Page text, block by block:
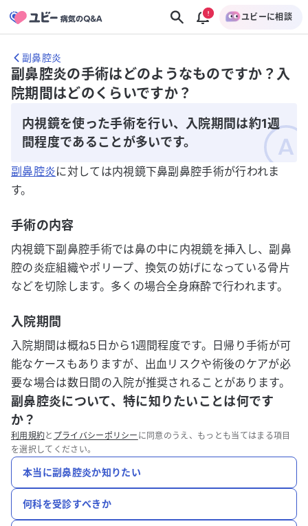
ユビーに相談
副鼻腔炎
副鼻腔炎の手術はどのようなものですか？入
院期間はどのくらいですか？
内視鏡を使った手術を行い、入院期間は約1週
間程度であることが多いです。
副鼻腔炎に対しては内視鏡下鼻副鼻腔手術が行われま
す。
手術の内容
内視鏡下副鼻腔手術では鼻の中に内視鏡を挿入し、副鼻
腔の炎症組織やポリープ、換気の妨げになっている骨片
などを切除します。多くの場合全身麻酔で行われます。
入院期間
入院期間は概ね5日から1週間程度です。日帰り手術が可
能なケースもありますが、出血リスクや術後のケアが必
要な場合は数日間の入院が推奨されることがあります。
副鼻腔炎について、特に知りたいことは何です
か？
利用規約と プライバシーポリシー に同意のうえ、もっとも当てはまる項目
を選択してください。
本当に副鼻腔炎か知りたい
何科を受診すべきか